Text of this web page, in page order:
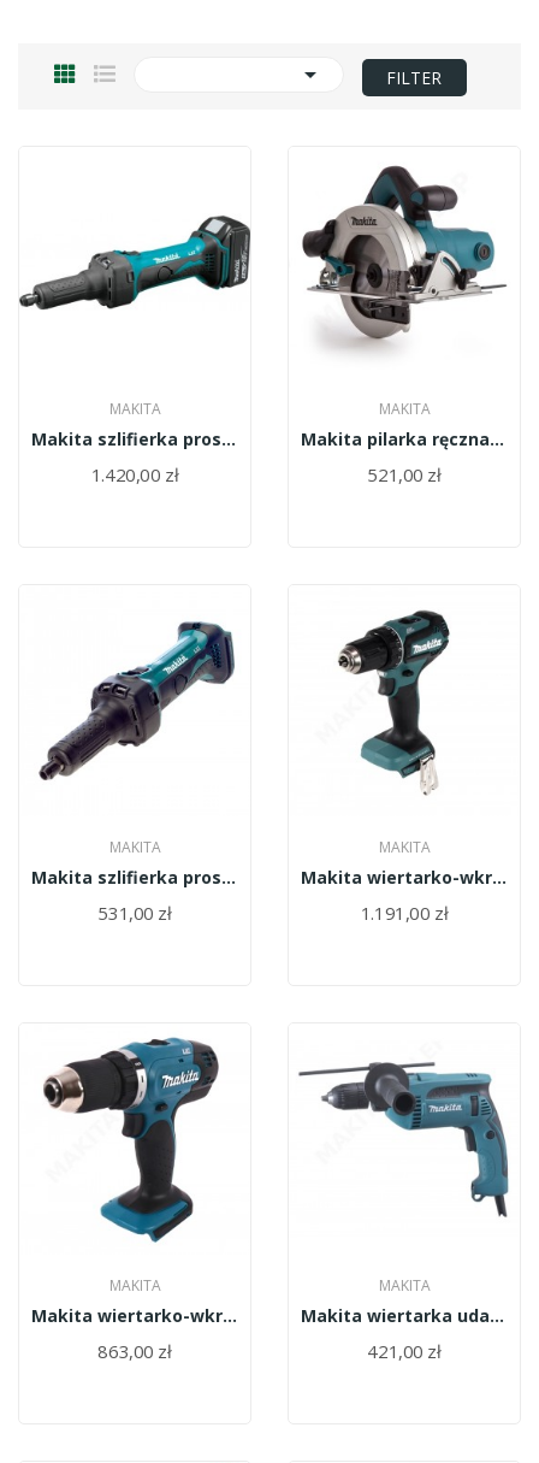
 FILTER
MAKITA
Makita szlifierka prosta 18V LI-ION...
1.420,00 zł
MAKITA
Makita pilarka ręczna tarczowa 165mm 1050W/HS6601/
521,00 zł
MAKITA
Makita szlifierka prosta AKU 18V LI-ION/DGD800Z/
531,00 zł
MAKITA
Makita wiertarko-wkrętarka 2-bieg.BLDC 18V...
1.191,00 zł
MAKITA
Makita wiertarko-wkrętarka 2-biegowa 18V...
863,00 zł
MAKITA
Makita wiertarka udarowa 16mm 680W/HP1641FK/
421,00 zł